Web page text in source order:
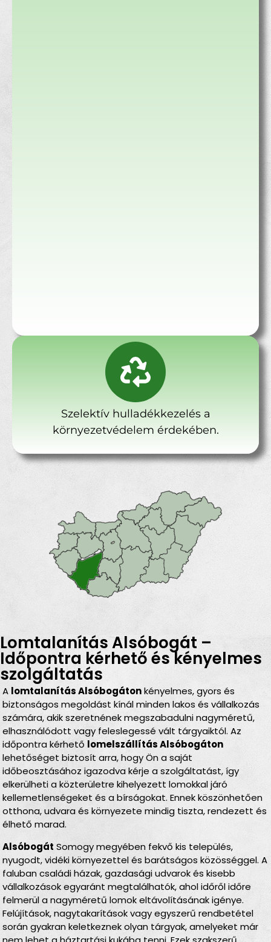
Szelektív hulladékkezelés a
környezetvédelem érdekében.
Lomtalanítás Alsóbogát –
Időpontra kérhető és kényelmes
szolgáltatás
A lomtalanítás Alsóbogátonkényelmes, gyors és
biztonságos megoldást kínál minden lakos és vállalkozás
számára, akik szeretnének megszabadulni nagyméretű,
elhasználódott vagy feleslegessé vált tárgyaiktól. Az
időpontra kérhető lomelszállítás Alsóbogáton
lehetőséget biztosít arra, hogy Ön a saját
időbeosztásához igazodva kérje a szolgáltatást, így
elkerülheti a közterületre kihelyezett lomokkal járó
kellemetlenségeket és a bírságokat. Ennek köszönhetően
otthona, udvara és környezete mindig tiszta, rendezett és
élhető marad.
Alsóbogát Somogy megyében fekvő kis település,
nyugodt, vidéki környezettel és barátságos közösséggel. A
faluban családi házak, gazdasági udvarok és kisebb
vállalkozások egyaránt megtalálhatók, ahol időről időre
felmerül a nagyméretű lomok eltávolításának igénye.
Felújítások, nagytakarítások vagy egyszerű rendbetétel
során gyakran keletkeznek olyan tárgyak, amelyeket már